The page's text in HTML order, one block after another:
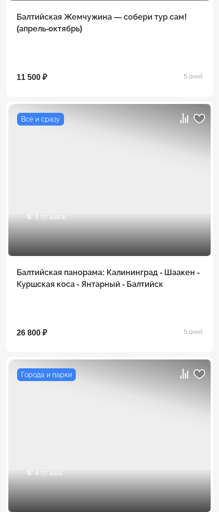
Балтийская Жемчужина — собери тур сам!
(апрель-октябрь)
11 500 ₽ 5 дней
Всё и сразу
5/ 8 отзывов
Балтийская панорама: Калининград - Шаакен -
Куршская коса - Янтарный - Балтийск
26 800 ₽ 5 дней
Города и парки
5/ 4 отзыва